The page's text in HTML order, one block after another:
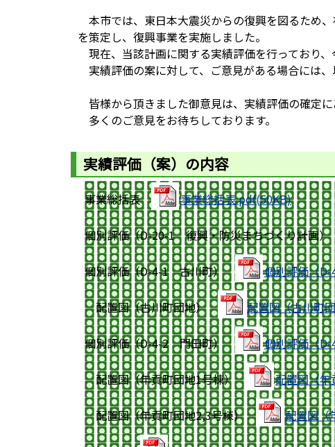
本市では、東日本大震災からの復興を図るため
を策定し、復興事業を実施しました。
現在、当該計画に関する実績評価を行っており
実績評価の案に対して、ご意見がある場合には、
皆様から頂きました御意見は、実績評価の確定に
多くのご意見をお待ちしております。
実績評価（案）の内容
事業総括表 事業総括表.pdf(50KB)
個別評価（D-20-1 復興・防災まちづくり計画
個別評価（D-4-1 古川町） 個別評価（
配置図（古川町団地） 配置図（古川町
個別評価（D-4-2 門田町） 個別評価（
配置図（年貢町団地1号棟） 配置図（
配置図（年貢町団地2,3号棟） 配置図（